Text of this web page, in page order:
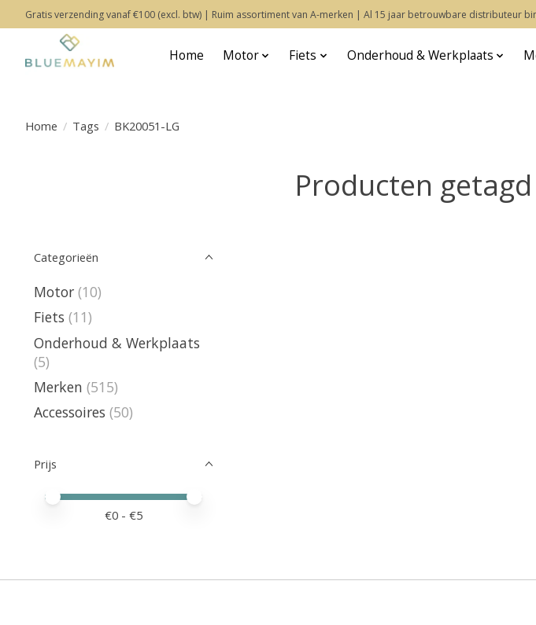
Gratis verzending vanaf €100 (excl. btw) | Ruim assortiment van A-merken | Al 15 jaar betrouwbare distributeur
Home Motor Fiets Onderhoud & Werkplaats
Home / Tags / BK20051-LG
Producten
Categorieën
Motor (10)
Fiets (11)
Onderhoud & Werkplaats
(5)
Merken (515)
Accessoires (50)
Prijs
Minimale prijswaarde
Price maximum value
€0 - €5